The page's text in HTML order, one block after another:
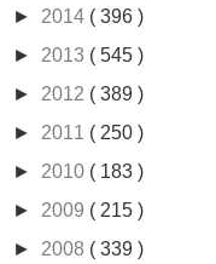
► 2014 ( 396 )
► 2013 ( 545 )
► 2012 ( 389 )
► 2011 ( 250 )
► 2010 ( 183 )
► 2009 ( 215 )
► 2008 ( 339 )